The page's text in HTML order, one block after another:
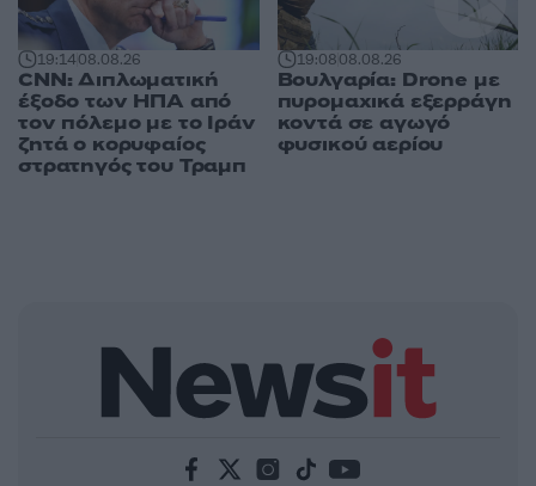
19:1408.08.26
CNN: Διπλωματική
έξοδο των ΗΠΑ από
τον πόλεμο με το Ιράν
ζητά ο κορυφαίος
στρατηγός του Τραμπ
19:0808.08.26
Βουλγαρία: Drone με
πυρομαχικά εξερράγη
κοντά σε αγωγό
φυσικού αερίου